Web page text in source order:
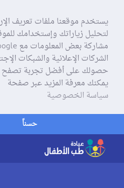
يستخدم موقعنا ملفات تعريف
لتحليل زياراتك وإستخدامك
الشركات الإعلانية والشبكات
حصولك على أفضل تجربة تصفح
يمكنك معرفة المزيد عبر صفحة
سياسة الخصوصية
حسناً